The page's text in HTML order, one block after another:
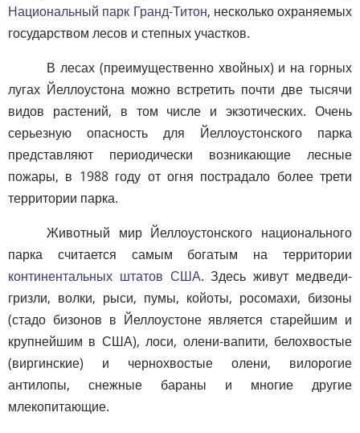
Национальный парк Гранд-Титон, несколько охраняемых
государством лесов и степных участков.
В лесах (преимущественно хвойных) и на горных
лугах Йеллоустона можно встретить почти две тысячи
видов растений, в том числе и экзотических. Очень
серьезную опасность для Йеллоустонского парка
представляют периодически возникающие лесные
пожары, в 1988 году от огня пострадало более трети
территории парка.
Животный мир Йеллоустонского национального
парка считается самым богатым на территории
континентальных штатов США. Здесь живут медведи-
гризли, волки, рыси, пумы, койоты, росомахи, бизоны
(стадо бизонов в Йеллоустоне является старейшим и
крупнейшим в США), лоси, олени-вапити, белохвостые
(виргинские) и чернохвостые олени, вилорогие
антилопы, снежные бараны и многие другие
млекопитающие.